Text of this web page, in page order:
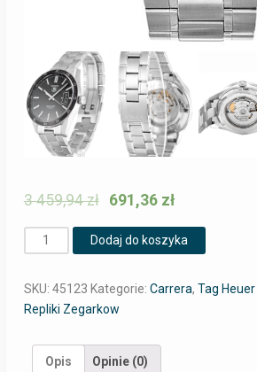
3 459,94zł 691,36 zł
Ilość Dodaj do koszyka
SKU: 45123 Kategorie: Carrera, Tag Heuer
Repliki Zegarkow
Opis Opinie (0)